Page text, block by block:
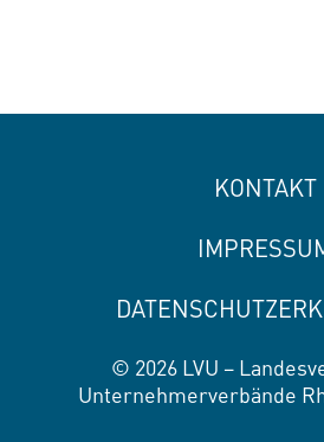
KONTAKT
© 2026 LVU –
Unternehmerverbände